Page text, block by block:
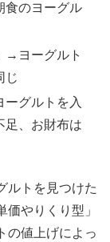
食のヨーグル
→ヨーグルト
じ
グルトを入
足、お財布は
ルトを見つけた
やりくり型」
の値上げによっ